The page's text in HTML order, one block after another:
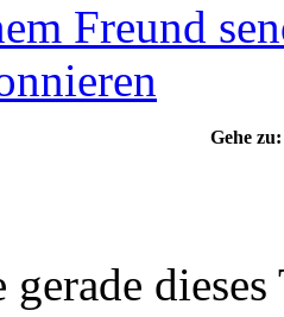
Freund
Gehe zu: